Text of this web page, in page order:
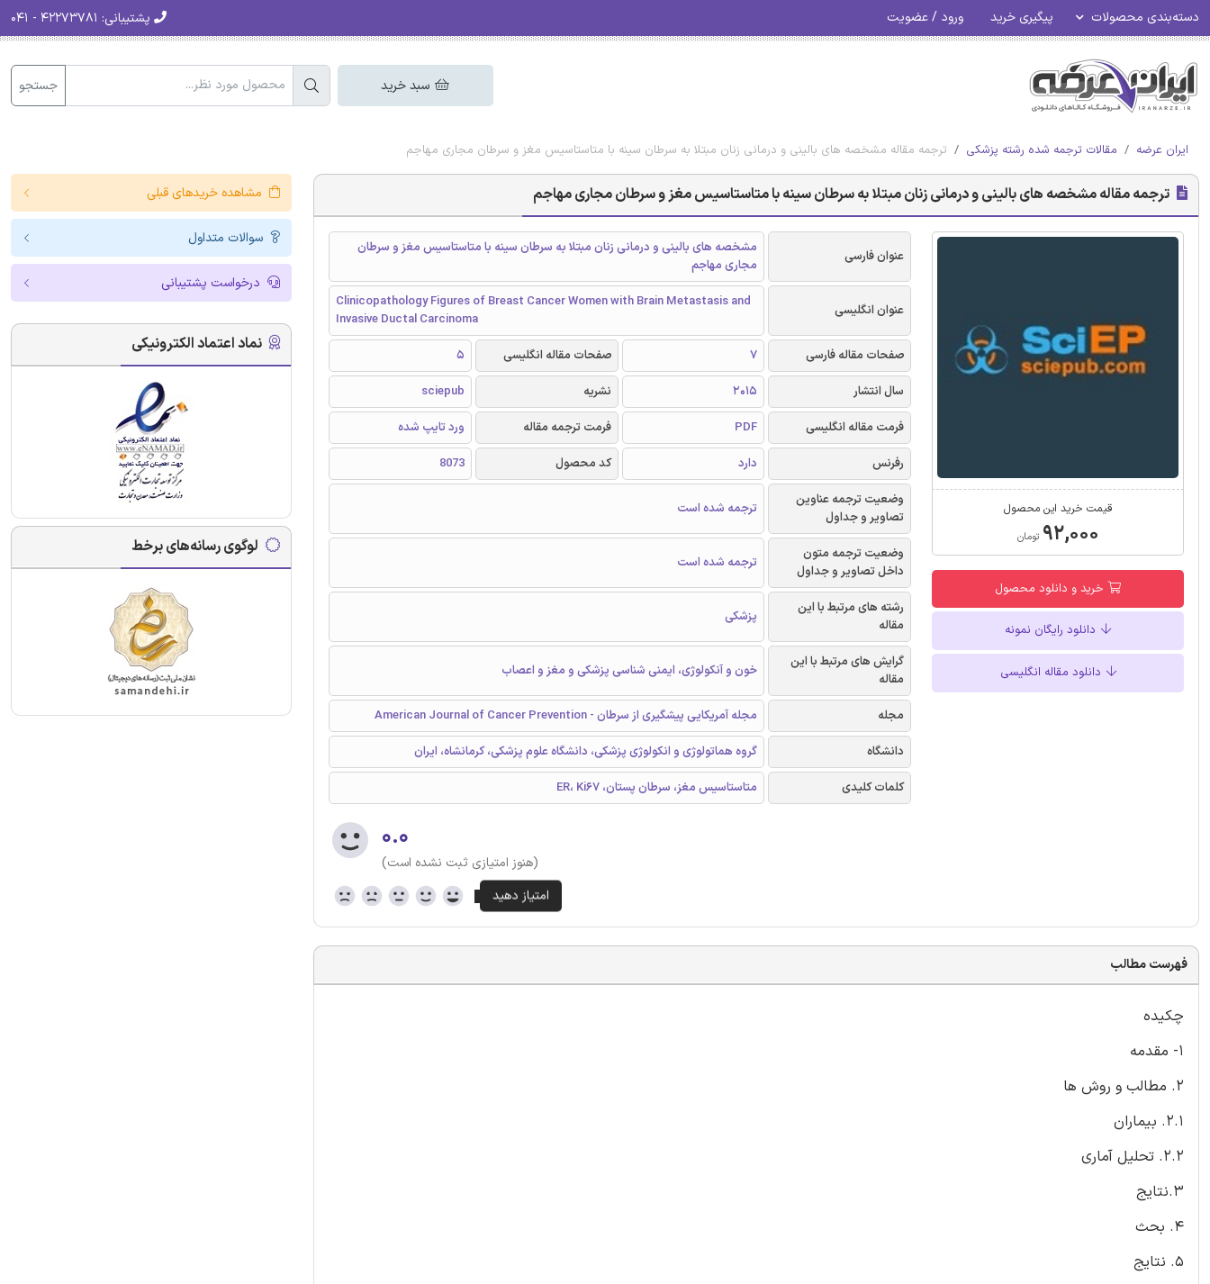
دسته‌بندی محصولات پیگیری خرید ورود / عضویت پشتیبانی:
سبد خرید جستجو
ایران عرضه مقالات ترجمه شده رشته پزشکی ترجمه مقاله مشخصه های بالینی و درمانی زنان مبتلا به سرطان سینه با متاستاسیس مغز و سرطان مجاری مهاجم
ترجمه مقاله مشخصه های بالینی و درمانی زنان مبتلا به سرطان سینه با متاستاسیس مغز و سرطان مجاری مهاجم
قیمت خرید این محصول
۹۲,۰۰۰ تومان
خرید و دانلود محصول
دانلود رایگان نمونه
دانلود مقاله انگلیسی
عنوان فارسی
مشخصه های بالینی و درمانی زنان مبتلا به سرطان سینه با متاستاسیس مغز و سرطان
مجاری مهاجم
عنوان انگلیسی
Clinicopathology Figures of Breast Cancer Women with Brain Metastasis and
Invasive Ductal Carcinoma
صفحات مقاله فارسی
7 صفحات مقاله انگلیسی
5
سال انتشار
2015 نشریه
sciepub
فرمت مقاله انگلیسی
PDF فرمت ترجمه مقاله
ورد تایپ شده
رفرنس
دارد کد محصول
8073
وضعیت ترجمه عناوین
تصاویر و جداول
ترجمه شده است
وضعیت ترجمه متون
داخل تصاویر و جداول
ترجمه شده است
رشته های مرتبط با این
مقاله
پزشکی
گرایش های مرتبط با این
مقاله
خون و آنکولوژی، ایمنی شناسی پزشکی و مغز و اعصاب
مجله
مجله آمریکایی پیشگیری از سرطان - American Journal of Cancer Prevention
دانشگاه
گروه هماتولوژی و انکولوژی پزشکی، دانشگاه علوم پزشکی، کرمانشاه، ایران
کلمات کلیدی
متاستاسیس مغز، سرطان پستان، ER، Ki67
۰.۰
(هنوز امتیازی ثبت نشده است)
فهرست مطالب
چکیده
1- مقدمه
2. مطالب و روش ها
2.1. بیماران
2.2. تحلیل آماری
3.نتایج
4. بحث
5. نتایج
مشاهده خریدهای قبلی
سوالات متداول
درخواست پشتیبانی
نماد اعتماد الکترونیکی
لوگوی رسانه‌های برخط